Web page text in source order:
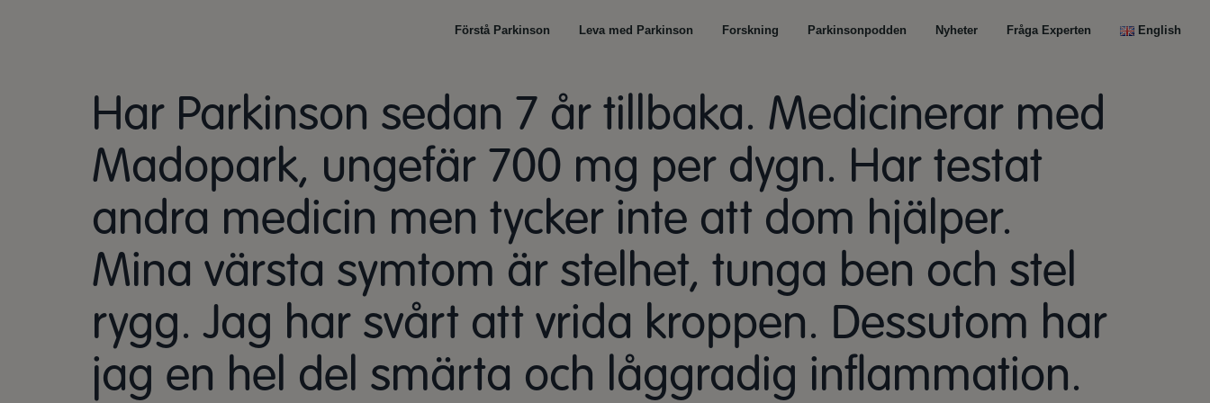
Förstå Parkinson Leva med Parkinson Forskning Parkinsonpodden Nyheter Fråga Experten English
Har Parkinson sedan 7 år tillbaka. Medicinerar med
Madopark, ungefär 700 mg per dygn. Har testat
andra medicin men tycker inte att dom hjälper.
Mina värsta symtom är stelhet, tunga ben och stel
rygg. Jag har svårt att vrida kroppen. Dessutom har
jag en hel del smärta och låggradig inflammation.